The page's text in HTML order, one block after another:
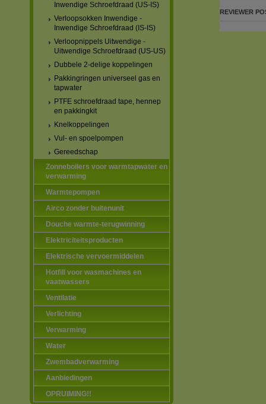
Inwendige Schroefdraad (US-IS)
Verloopsokken Inwendige -
Inwendige Schroefdraad (IS-IS)
Verloopnippels Uitwendige -
Uitwendige Schroefdraad (US-US)
Dubbele 2-delige koppelingen
Pakkingringen universeel gas en
tapwater
PTFE schroefdraad tape, hennep
en pakkingkit
Knelkoppelingen
Vul- en spoelpompen
Gereedschap
Zonneboilers voor warmtapwater en
verwarming
Warmtepompen
Airco zonder buitenunit
Douche warmte-terugwinning
Elektriciteitsproducten
Elektrische vervoermiddelen
Hotfill voor wasmachines en
vaatwassers
Ventilatie
Verlichting
Verwarming
Water
Zwembadverwarming
Aanbiedingen
OPRUIMING!!
REVIEWER